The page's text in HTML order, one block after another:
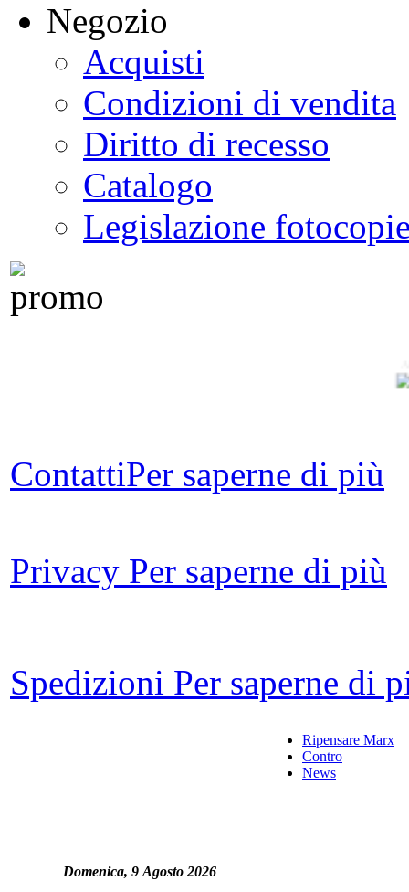
Negozio
Acquisti
Condizioni di vendita
Diritto di recesso
Catalogo
Legislazione
Un
ContattiPer saperne di più
Privacy Per saperne di più
Spedizioni Per saperne di
Domenica, 9 Agosto 2026
Ripensare Marx
Contro
News